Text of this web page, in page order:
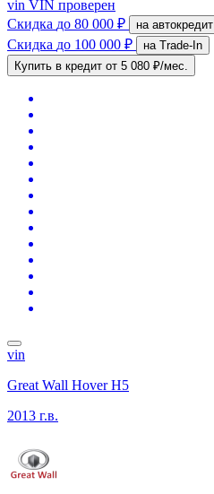
vin VIN проверен
Скидка до 80 000 ₽ на автокредит
Скидка до 100 000 ₽
на Trade-In
Купить в кредит от 5 080 ₽/мес.
vin
Great Wall Hover H5
2013 г.в.